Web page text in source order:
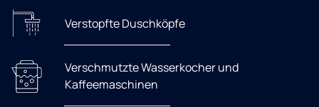
Verstopfte Duschköpfe
Verschmutzte Wasserkocher und
Kaffeemaschinen